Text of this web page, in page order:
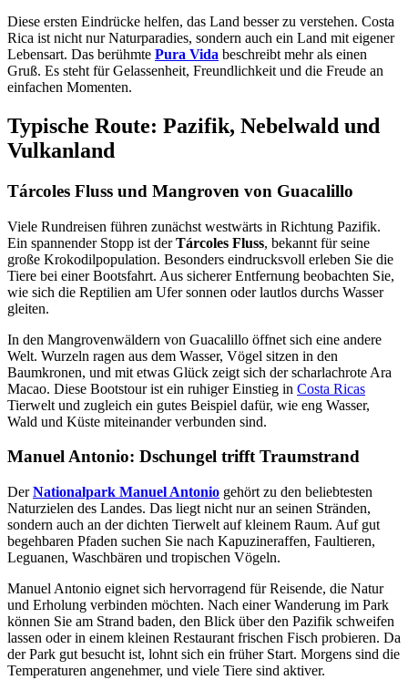
Diese ersten Eindrücke helfen, das Land besser zu verstehen. Costa
Rica ist nicht nur Naturparadies, sondern auch ein Land mit eigener
Lebensart. Das berühmte Pura Vida beschreibt mehr als einen
Gruß. Es steht für Gelassenheit, Freundlichkeit und die Freude an
einfachen Momenten.
Typische Route: Pazifik, Nebelwald und
Vulkanland
Tárcoles Fluss und Mangroven von Guacalillo
Viele Rundreisen führen zunächst westwärts in Richtung Pazifik.
Ein spannender Stopp ist derTárcoles Fluss, bekannt für seine
große Krokodilpopulation. Besonders eindrucksvoll erleben Sie die
Tiere bei einer Bootsfahrt. Aus sicherer Entfernung beobachten Sie,
wie sich die Reptilien am Ufer sonnen oder lautlos durchs Wasser
gleiten.
In den Mangrovenwäldern von Guacalillo öffnet sich eine andere
Welt. Wurzeln ragen aus dem Wasser, Vögel sitzen in den
Baumkronen, und mit etwas Glück zeigt sich der scharlachrote Ara
Macao. Diese Bootstour ist ein ruhiger Einstieg in Costa Ricas
Tierwelt und zugleich ein gutes Beispiel dafür, wie eng Wasser,
Wald und Küste miteinander verbunden sind.
Manuel Antonio: Dschungel trifft Traumstrand
DerNationalpark Manuel Antonio gehört zu den beliebtesten
Naturzielen des Landes. Das liegt nicht nur an seinen Stränden,
sondern auch an der dichten Tierwelt auf kleinem Raum. Auf gut
begehbaren Pfaden suchen Sie nach Kapuzineraffen, Faultieren,
Leguanen, Waschbären und tropischen Vögeln.
Manuel Antonio eignet sich hervorragend für Reisende, die Natur
und Erholung verbinden möchten. Nach einer Wanderung im Park
können Sie am Strand baden, den Blick über den Pazifik schweifen
lassen oder in einem kleinen Restaurant frischen Fisch probieren. Da
der Park gut besucht ist, lohnt sich ein früher Start. Morgens sind die
Temperaturen angenehmer, und viele Tiere sind aktiver.